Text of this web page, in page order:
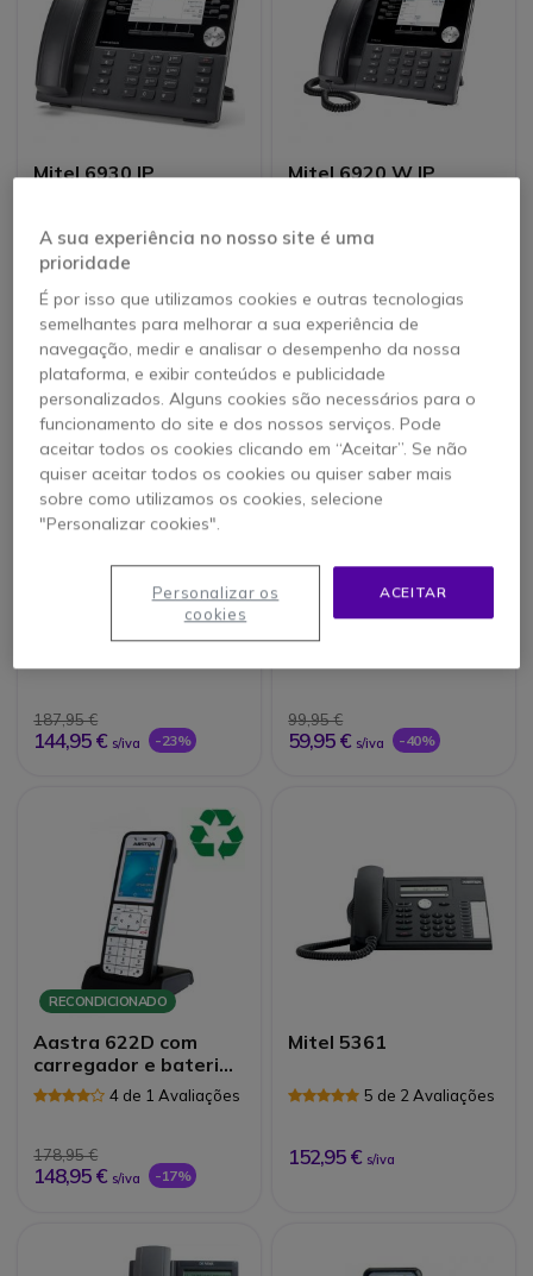
Mitel 6930 IP
235,95 € s/iva -29%
Mitel 6920 W IP
Mitel 712 DT DECT
187,95 €
144,95 € s/iva -23%
RECONDICIONADO
99,95 €
59,95 € s/iva -40%
RECONDICIONADO
Aastra 622D com
carregador e bateria -
Recondicionado
4 de 1 Avaliações
178,95 €
148,95 € s/iva -17%
Mitel 5361
5 de 2 Avaliações
152,95 € s/iva
A sua experiência no nosso site é uma
prioridade
É por isso que utilizamos cookies e outras tecnologias
semelhantes para melhorar a sua experiência de
navegação, medir e analisar o desempenho da nossa
plataforma, e exibir conteúdos e publicidade
personalizados. Alguns cookies são necessários para o
funcionamento do site e dos nossos serviços. Pode
aceitar todos os cookies clicando em “Aceitar”. Se não
quiser aceitar todos os cookies ou quiser saber mais
sobre como utilizamos os cookies, selecione
"Personalizar cookies".
ACEITAR
Personalizar os
cookies